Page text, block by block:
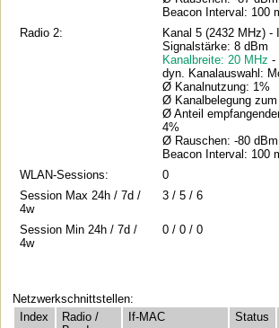
Beacon Interval: 100
Radio 2:
Kanal 5 (2432 MHz) -
Signalstärke: 8 dBm
Kanalbreite: 20 MHz-
dyn. Kanalauswahl:
Ø Kanalnutzung: 1%
Ø Kanalbelegung
Ø Anteil
4%
Ø Rauschen: -80 dBm
Beacon Interval: 100
WLAN-Sessions:
0
Session Max 24h / 7d /
4w
3 / 5 / 6
Session Min 24h / 7d /
4w
0 / 0 / 0
Netzwerkschnittstellen:
Index
Radio /
If-MAC Status